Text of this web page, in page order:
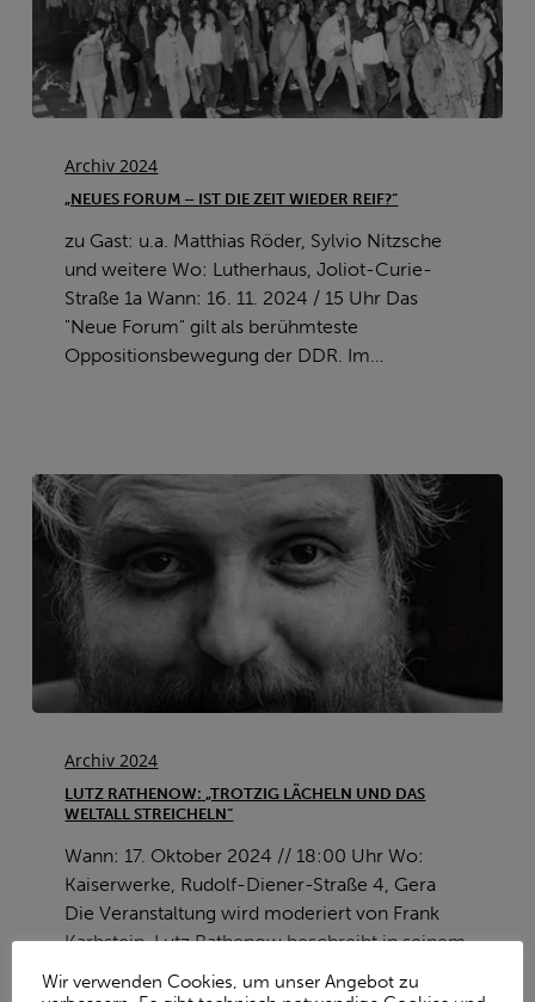
Forum
wieder
reif?“
Archiv 2024
„NEUES FORUM – IST DIE ZEIT WIEDER REIF?“
zu Gast: u.a. Matthias Röder, Sylvio Nitzsche
und weitere Wo: Lutherhaus, Joliot-Curie-
Straße 1a Wann: 16. 11. 2024 / 15 Uhr Das
"Neue Forum" gilt als berühmteste
Oppositionsbewegung der DDR. Im…
Rathenow:
„Trotzig
lächeln
Weltall
streicheln“
Archiv 2024
LUTZ RATHENOW: „TROTZIG LÄCHELN UND DAS
WELTALL STREICHELN“
Wann: 17. Oktober 2024 // 18:00 Uhr Wo:
Kaiserwerke, Rudolf-Diener-Straße 4, Gera
Die Veranstaltung wird moderiert von Frank
Karbstein. Lutz Rathenow beschreibt in seinem
Buch „Trotzig lächeln und das Weltall…
Wir verwenden Cookies, um unser Angebot zu